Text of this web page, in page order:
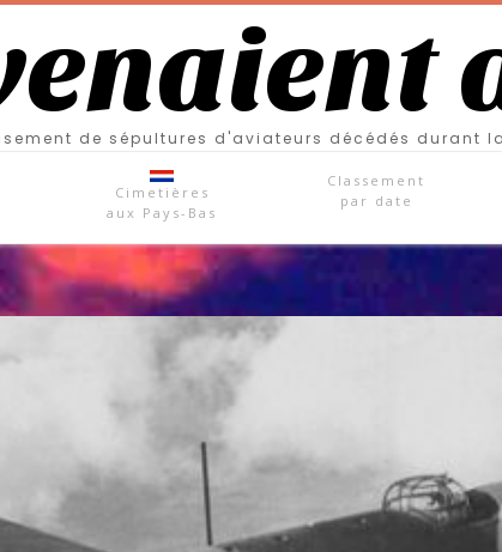
de sépultures d'aviateurs décédés durant
Cimetières
aux Pays-Bas
Classement
par date